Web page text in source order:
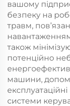
вашому
безпеку на
травм,
також
потенційно
машини,
системи